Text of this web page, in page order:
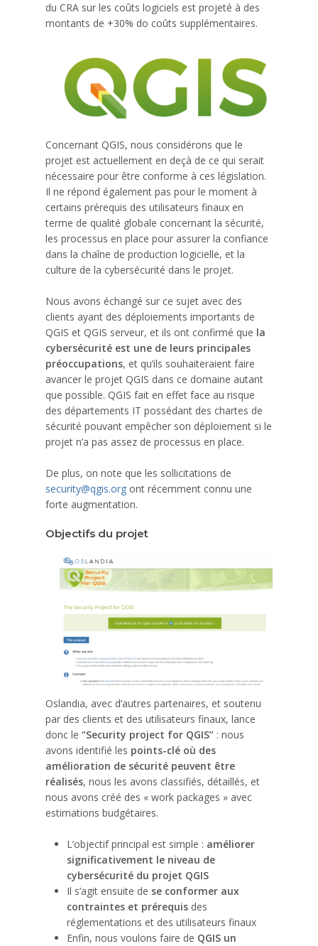
du CRA sur les coûts logiciels est projeté à des
montants de +30% do coûts supplémentaires.
Concernant QGIS, nous considérons que le
projet est actuellement en deçà de ce qui serait
nécessaire pour être conforme à ces législation.
Il ne répond également pas pour le moment à
certains prérequis des utilisateurs finaux en
terme de qualité globale concernant la sécurité,
les processus en place pour assurer la confiance
dans la chaîne de production logicielle, et la
culture de la cybersécurité dans le projet.
Nous avons échangé sur ce sujet avec des
clients ayant des déploiements importants de
QGIS et QGIS serveur, et ils ont confirmé que la
cybersécurité est une de leurs principales
préoccupations, et qu’ils souhaiteraient faire
avancer le projet QGIS dans ce domaine autant
que possible. QGIS fait en effet face au risque
des départements IT possédant des chartes de
sécurité pouvant empêcher son déploiement si le
projet n’a pas assez de processus en place.
De plus, on note que les sollicitations de
security@qgis.org ont récemment connu une
forte augmentation.
Objectifs du projet
Oslandia, avec d’autres partenaires, et soutenu
par des clients et des utilisateurs finaux, lance
donc le “Security project for QGIS” : nous
avons identifié les points-clé où des
amélioration de sécurité peuvent être
réalisés, nous les avons classifiés, détaillés, et
nous avons créé des « work packages » avec
estimations budgétaires.
L’objectif principal est simple : améliorer
significativement le niveau de
cybersécurité du projet QGIS
Il s’agit ensuite de se conformer aux
contraintes et prérequis des
réglementations et des utilisateurs finaux
Enfin, nous voulons faire de QGIS un